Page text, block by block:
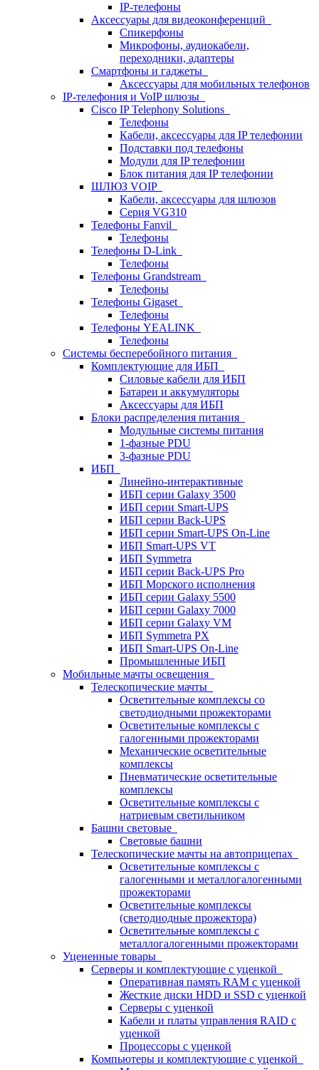
IP-телефоны
Аксессуары для видеоконференций
Спикерфоны
Микрофоны, аудиокабели,
переходники, адаптеры
Смартфоны и гаджеты
Аксессуары для мобильных телефонов
IP-телефония и VoIP шлюзы
Cisco IP Telephony Solutions
Телефоны
Кабели, аксессуары для IP телефонии
Подставки под телефоны
Модули для IP телефонии
Блок питания для IP телефонии
ШЛЮЗ VOIP
Кабели, аксессуары для шлюзов
Серия VG310
Телефоны Fanvil
Телефоны
Телефоны D-Link
Телефоны
Телефоны Grandstream
Телефоны
Телефоны Gigaset
Телефоны
Телефоны YEALINK
Телефоны
Системы бесперебойного питания
Комплектующие для ИБП
Силовые кабели для ИБП
Батареи и аккумуляторы
Аксессуары для ИБП
Блоки распределения питания
Модульные системы питания
1-фазные PDU
3-фазные PDU
ИБП
Линейно-интерактивные
ИБП серии Galaxy 3500
ИБП серии Smart-UPS
ИБП серии Back-UPS
ИБП серии Smart-UPS On-Line
ИБП Smart-UPS VT
ИБП Symmetra
ИБП серии Back-UPS Pro
ИБП Морского исполнения
ИБП серии Galaxy 5500
ИБП серии Galaxy 7000
ИБП серии Galaxy VM
ИБП Symmetra PX
ИБП Smart-UPS On-Line
Промышленные ИБП
Мобильные мачты освещения
Телескопические мачты
Осветительные комплексы со
светодиодными прожекторами
Осветительные комплексы с
галогенными прожекторами
Механические осветительные
комплексы
Пневматические осветительные
комплексы
Осветительные комплексы с
натриевым светильником
Башни световые
Световые башни
Телескопические мачты на автоприцепах
Осветительные комплексы с
галогенными и металлогалогенными
прожекторами
Осветительные комплексы
(светодиодные прожектора)
Осветительные комплексы с
металлогалогенными прожекторами
Уцененные товары
Серверы и комплектующие с уценкой
Оперативная память RAM с уценкой
Жесткие диски HDD и SSD с уценкой
Серверы с уценкой
Кабели и платы управления RAID с
уценкой
Процессоры с уценкой
Компьютеры и комплектующие с уценкой